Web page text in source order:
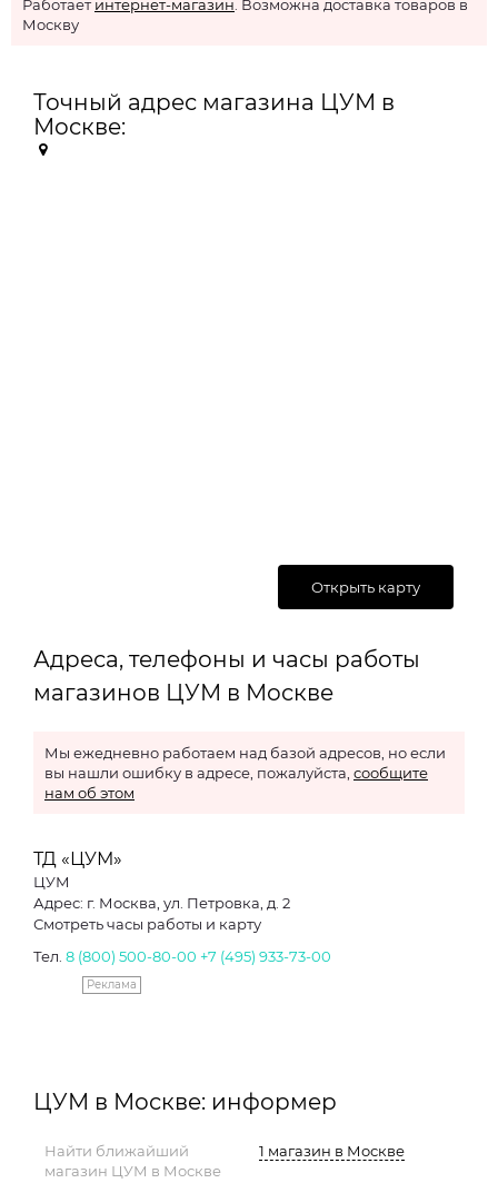
Работаетинтернет-магазин . Возможна доставка товаров в
Москву
Точный адрес магазина ЦУМ в
Москве:
Открыть карту
Адреса, телефоны и часы работы
магазинов ЦУМ в Москве
Мы ежедневно работаем над базой адресов, но если
вы нашли ошибку в адресе, пожалуйста, сообщите
нам об этом
ТД «ЦУМ»
ЦУМ
Адрес: г. Москва, ул. Петровка, д. 2
Смотреть часы работы и карту
Тел. 8 (800) 500-80-00 +7 (495) 933-73-00
Реклама
ЦУМ в Москве: информер
Найти ближайший
магазин ЦУМ в Москве
1 магазин в Москве